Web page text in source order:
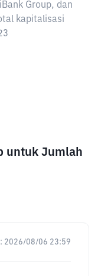
Group, dan
kapitalisasi
untuk Jumlah
2026/08/06 23:59